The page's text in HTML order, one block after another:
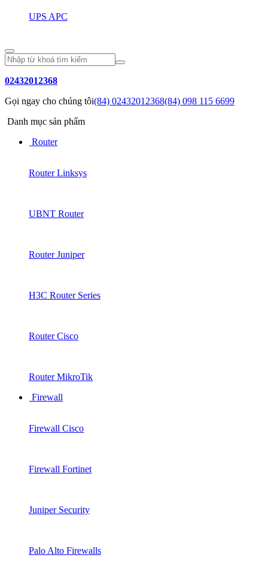
UPS APC
02432012368
Gọi ngay cho chúng tôi(84) 02432012368(84) 098 115 6699
Danh mục sản phẩm
Router
Router Linksys
UBNT Router
Router Juniper
H3C Router Series
Router Cisco
Router MikroTik
Firewall
Firewall Cisco
Firewall Fortinet
Juniper Security
Palo Alto Firewalls